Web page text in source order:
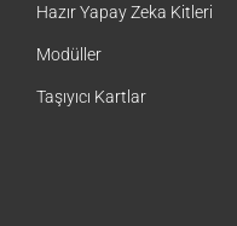
Geliştirici Kitler
Hazır Yapay Zeka Kitleri
Modüller